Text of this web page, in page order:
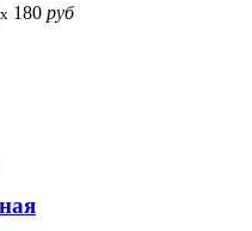
x 180 руб